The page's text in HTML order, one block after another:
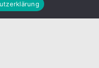
& Glänzend